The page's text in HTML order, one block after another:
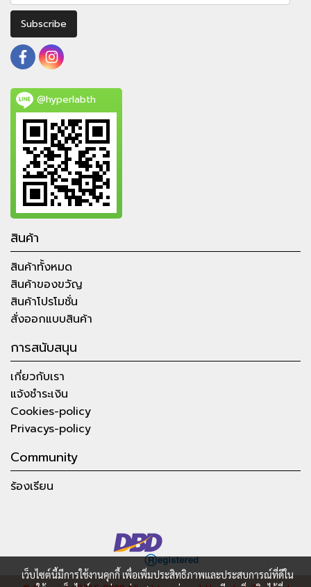
Subscribe
@hyperlabth
สินค้า
สินค้าทั้งหมด
สินค้าของขวัญ
สินค้าโปรโมชั่น
สั่งออกแบบสินค้า
การสนับสนุน
เกี่ยวกับเรา
แจ้งชำระเงิน
Cookies-policy
Privacys-policy
Community
ร้องเรียน
เว็บไซต์นี้มีการใช้งานคุกกี้ เพื่อเพิ่มประสิทธิภาพและประสบการณ์ที่ดีใน